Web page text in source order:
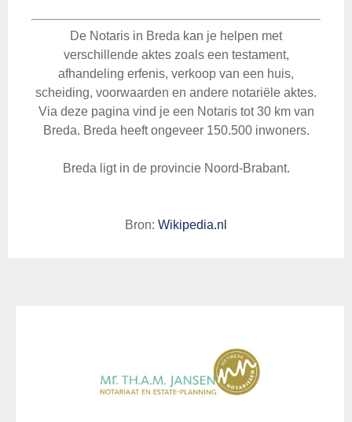
De Notaris in Breda kan je helpen met
verschillende aktes zoals een testament,
afhandeling erfenis, verkoop van een huis,
scheiding, voorwaarden en andere notariële aktes.
Via deze pagina vind je een Notaris tot 30 km van
Breda. Breda heeft ongeveer 150.500 inwoners.
Breda ligt in de provincie Noord-Brabant.
Bron: Wikipedia.nl